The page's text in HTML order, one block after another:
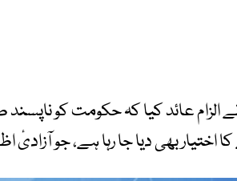
الزام عائد کیا کہ حکومت کو
اختیار بھی دیا جا رہا ہے، جو آزادیٔ